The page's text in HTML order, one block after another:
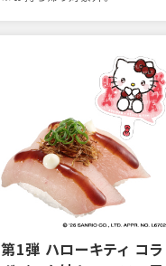
第1弾 ハローキティ コラ